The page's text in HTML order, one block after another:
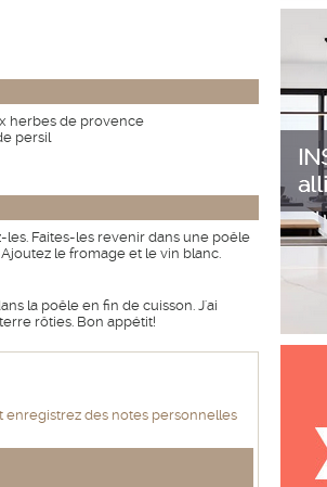
herbes de provence
persil
Faites-les revenir dans une poêle
le fromage et le vin blanc.
la poêle en fin de cuisson. J'ai
rôties. Bon appétit!
des notes personnelles